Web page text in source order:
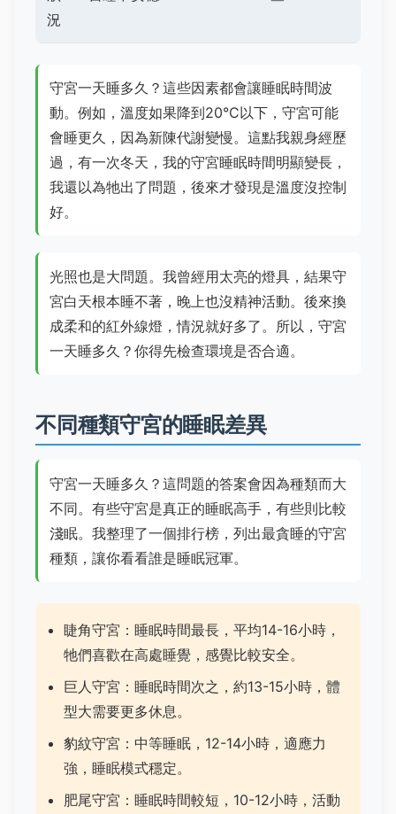
況
守宮一天睡多久？這些因素都會讓睡眠時間波
動。例如，溫度如果降到20°C以下，守宮可能
會睡更久，因為新陳代謝變慢。這點我親身經歷
過，有一次冬天，我的守宮睡眠時間明顯變長，
我還以為牠出了問題，後來才發現是溫度沒控制
好。
光照也是大問題。我曾經用太亮的燈具，結果守
宮白天根本睡不著，晚上也沒精神活動。後來換
成柔和的紅外線燈，情況就好多了。所以，守宮
一天睡多久？你得先檢查環境是否合適。
不同種類守宮的睡眠差異
守宮一天睡多久？這問題的答案會因為種類而大
不同。有些守宮是真正的睡眠高手，有些則比較
淺眠。我整理了一個排行榜，列出最貪睡的守宮
種類，讓你看看誰是睡眠冠軍。
睫角守宮：睡眠時間最長，平均14-16小時，
牠們喜歡在高處睡覺，感覺比較安全。
巨人守宮：睡眠時間次之，約13-15小時，體
型大需要更多休息。
豹紋守宮：中等睡眠，12-14小時，適應力
強，睡眠模式穩定。
肥尾守宮：睡眠時間較短，10-12小時，活動